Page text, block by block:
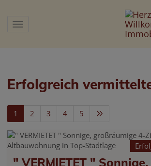
Navigation anzeigen
Erfolgreich
1 2 3 4 5
" VERMIETET " Sonnige,